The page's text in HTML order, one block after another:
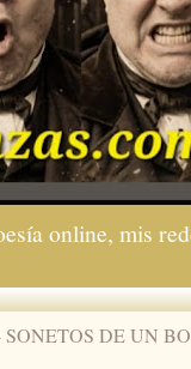
online, mis
DE UN